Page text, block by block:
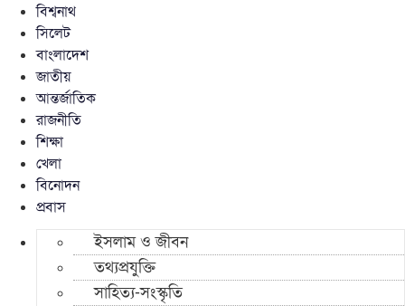
বিশ্বনাথ
সিলেট
বাংলাদেশ
জাতীয়
আন্তর্জাতিক
রাজনীতি
শিক্ষা
খেলা
বিনোদন
প্রবাস
ইসলাম ও জীবন
তথ্যপ্রযুক্তি
সাহিত্য-সংস্কৃতি